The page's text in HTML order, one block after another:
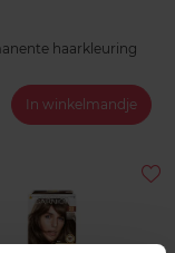
haarkleuring
In winkelmandje